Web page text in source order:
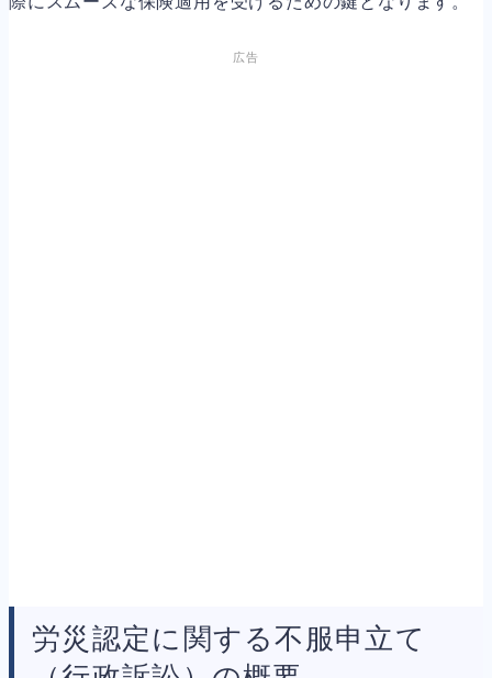
広告
労災認定に関する不服申立て